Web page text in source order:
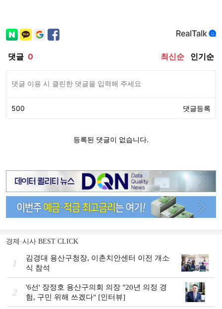
경제·시사 BEST CLICK
1
김경대 용산구청장, 이촌치안센터 이전 개소
식 참석
2
'6선' 장정호 용산구의회 의장 "20년 의정 경
험, 구민 위해 쓰겠다" [인터뷰]